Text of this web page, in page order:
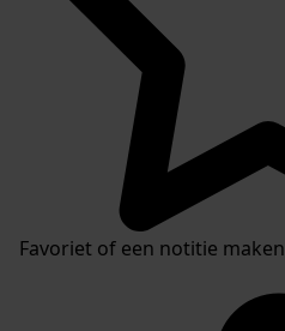
Favoriet of een notitie maken